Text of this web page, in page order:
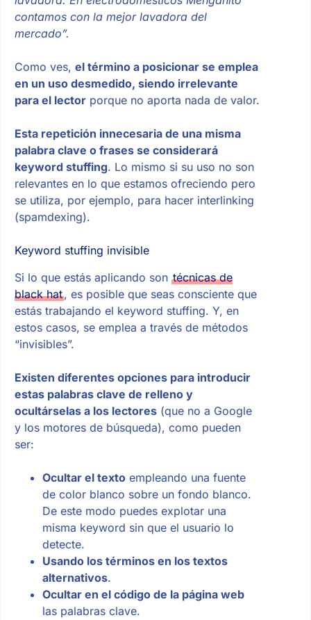
contamos con la mejor lavadora del
mercado”.
Como ves, el término a posicionar se emplea
en un uso desmedido, siendo irrelevante
para el lectorporque no aporta nada de valor.
Esta repetición innecesaria de una misma
palabra clave o frases se considerará
keyword stuffing. Lo mismo si su uso no son
relevantes en lo que estamos ofreciendo pero
se utiliza, por ejemplo, para hacer interlinking
(spamdexing).
Keyword stuffing invisible
Si lo que estás aplicando son técnicas de
black hat, es posible que seas consciente que
estás trabajando el keyword stuffing. Y, en
estos casos, se emplea a través de métodos
“invisibles”.
Existen diferentes opciones para introducir
estas palabras clave de relleno y
ocultárselas a los lectores(que no a Google
y los motores de búsqueda), como pueden
ser:
Ocultar el textoempleando una fuente
de color blanco sobre un fondo blanco.
De este modo puedes explotar una
misma keyword sin que el usuario lo
detecte.
Usando los términos en los textos
alternativos.
Ocultar en el código de la página web
las palabras clave.